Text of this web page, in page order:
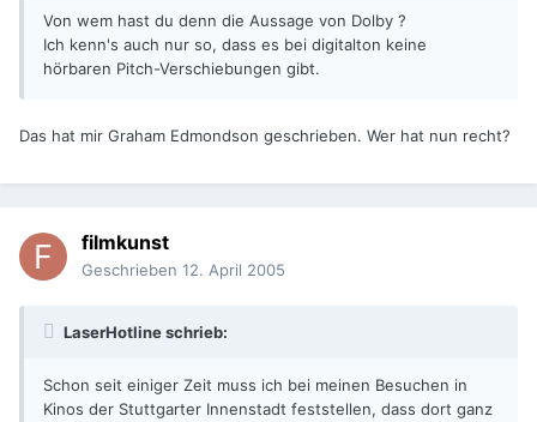
Von wem hast du denn die Aussage von Dolby ?
Ich kenn's auch nur so, dass es bei digitalton keine
hörbaren Pitch-Verschiebungen gibt.
Das hat mir Graham Edmondson geschrieben. Wer hat nun recht?
filmkunst
Geschrieben 12. April 2005
LaserHotline schrieb:
Schon seit einiger Zeit muss ich bei meinen Besuchen in
Kinos der Stuttgarter Innenstadt feststellen, dass dort ganz